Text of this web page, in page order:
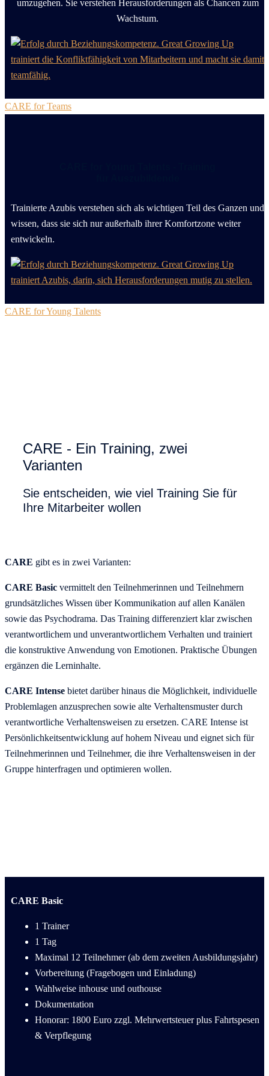
umzugehen. Sie verstehen Herausforderungen als Chancen zum
Wachstum.
CARE for Teams
Trainierte Azubis verstehen sich als wichtigen Teil des Ganzen und
wissen, dass sie sich nur außerhalb ihrer Komfortzone weiter
entwickeln.
CARE for Young Talents
CARE - Ein Training, zwei
Varianten
Sie entscheiden, wie viel Training Sie für
Ihre Mitarbeiter wollen
CARE gibt es in zwei Varianten:
CARE Basic vermittelt den Teilnehmerinnen und Teilnehmern
grundsätzliches Wissen über Kommunikation auf allen Kanälen
sowie das Psychodrama. Das Training differenziert klar zwischen
verantwortlichem und unverantwortlichem Verhalten und trainiert
die konstruktive Anwendung von Emotionen. Praktische Übungen
ergänzen die Lerninhalte.
CARE Intense bietet darüber hinaus die Möglichkeit, individuelle
Problemlagen anzusprechen sowie alte Verhaltensmuster durch
verantwortliche Verhaltensweisen zu ersetzen. CARE Intense ist
Persönlichkeitsentwicklung auf hohem Niveau und eignet sich für
Teilnehmerinnen und Teilnehmer, die ihre Verhaltensweisen in der
Gruppe hinterfragen und optimieren wollen.
CARE Basic
1 Trainer
1 Tag
Maximal 12 Teilnehmer (ab dem zweiten Ausbildungsjahr)
Vorbereitung (Fragebogen und Einladung)
Wahlweise inhouse und outhouse
Dokumentation
Honorar: 1800 Euro zzgl. Mehrwertsteuer plus Fahrtspesen
& Verpflegung